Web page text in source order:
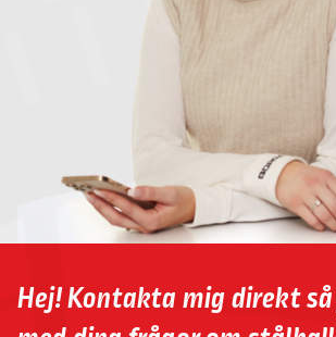
Hej! Kontakta mig direkt